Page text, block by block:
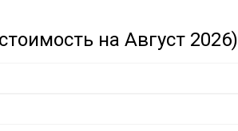
на Август 2026)